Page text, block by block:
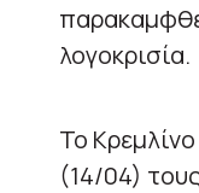
λογοκρισία.
Το
(14/04)